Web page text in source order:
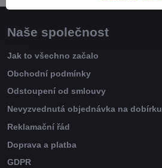
Naše společnost
Jak to všechno začalo
Obchodní podmínky
Odstoupení od smlouvy
Nevyzvednutá objednávka na dobírku
Reklamační řád
Doprava a platba
GDPR